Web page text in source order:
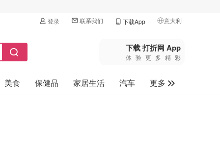
登录 联系我们 下载App 意大利
🇺🇸美国
🇨🇳中国
🇨🇦加拿大
下载 打折网 App
体验更多精彩
美食 保健品 家居生活 汽车
更多